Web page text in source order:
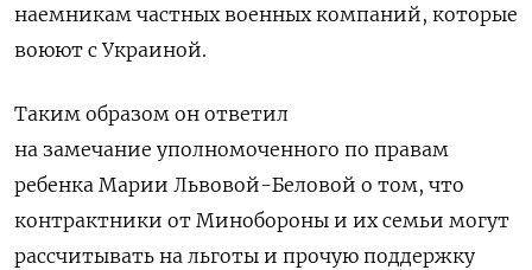
наемникам частных военных компаний, которые
воюют с Украиной.
Таким образом он ответил
на замечание уполномоченного по правам
ребенка Марии Львовой-Беловой о том, что
контрактники от Минобороны и их семьи могут
рассчитывать на льготы и прочую поддержку